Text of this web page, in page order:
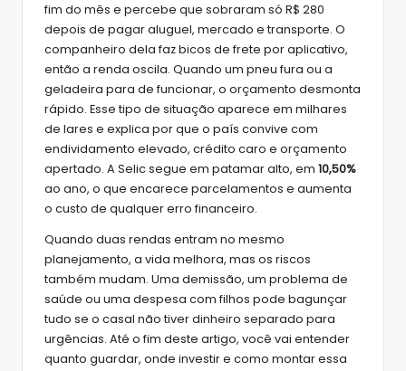
fim do mês e percebe que sobraram só R$ 280
depois de pagar aluguel, mercado e transporte. O
companheiro dela faz bicos de frete por aplicativo,
então a renda oscila. Quando um pneu fura ou a
geladeira para de funcionar, o orçamento desmonta
rápido. Esse tipo de situação aparece em milhares
de lares e explica por que o país convive com
endividamento elevado, crédito caro e orçamento
apertado. A Selic segue em patamar alto, em 10,50%
ao ano, o que encarece parcelamentos e aumenta
o custo de qualquer erro financeiro.
Quando duas rendas entram no mesmo
planejamento, a vida melhora, mas os riscos
também mudam. Uma demissão, um problema de
saúde ou uma despesa com filhos pode bagunçar
tudo se o casal não tiver dinheiro separado para
urgências. Até o fim deste artigo, você vai entender
quanto guardar, onde investir e como montar essa